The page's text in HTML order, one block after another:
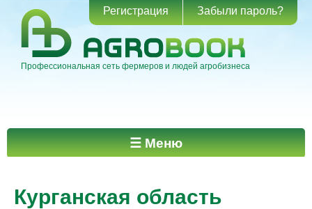
Регистрация Забыли пароль?
Профессиональная сеть фермеров и людей агробизнеса
Главное меню ☰ Меню
Курганская область